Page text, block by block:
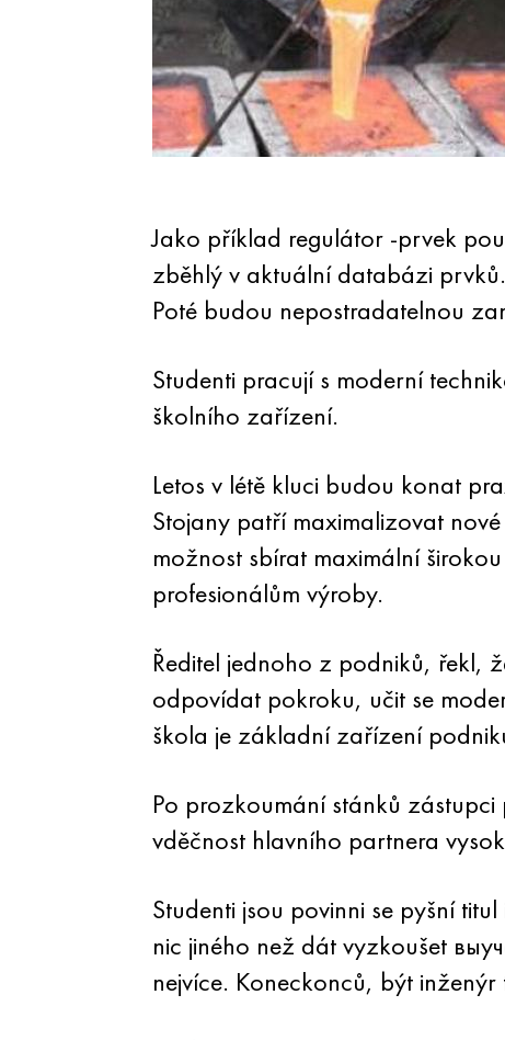
Jako příklad regulátor -prvek
zběhlý v aktuální databázi
Poté budou nepostradatelnou
Studenti pracují s moderní
školního zařízení.
Letos v létě kluci budou konat
Stojany patří maximalizovat
možnost sbírat maximální
profesionálům výroby.
Ředitel jednoho z podniků, řekl,
odpovídat pokroku, učit se
škola je základní zařízení
Po prozkoumání stánků
vděčnost hlavního partnera
Studenti jsou povinni se pyšní
nic jiného než dát vyzkoušet
nejvíce. Koneckonců, být